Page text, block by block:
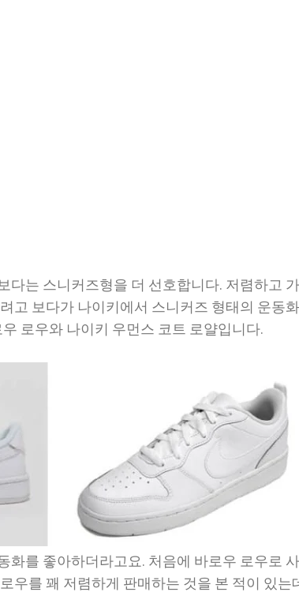
다는 스니커즈형을 더 선호합니다. 저렴하고
고 보다가 나이키에서 스니커즈 형태의 운동
로우와 나이키 우먼스 코트 로얄입니다.
화를 좋아하더라고요. 처음에 바로우 로우로
우를 꽤 저렴하게 판매하는 것을 본 적이 있는